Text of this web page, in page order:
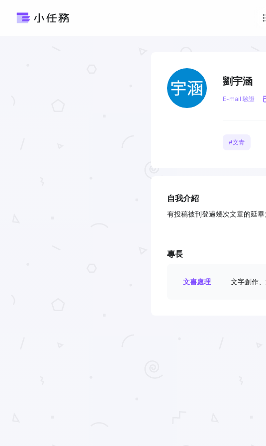
劉宇涵
E-mail 驗證
#文青
自我介紹
有投稿被刊登過幾次文章的延
專長
文書處理 文字創作